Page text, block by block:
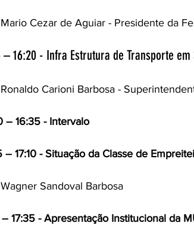
Cezar de Aguiar - Presidente da
– 16:20 - Infra Estrutura de Transporte em
Carioni Barbosa -
– 16:35 - Intervalo
– 17:10 - Situação da Classe de
Sandoval Barbosa
– 17:35 - Apresentação Institucional da